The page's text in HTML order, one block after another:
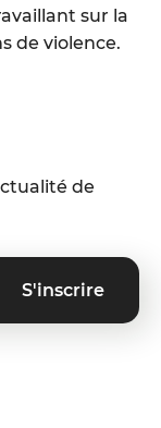
sur la
de violence.
de